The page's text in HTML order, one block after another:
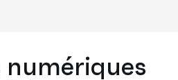
numériques